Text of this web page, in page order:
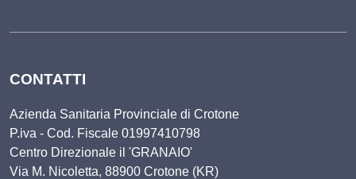
CONTATTI
Azienda Sanitaria Provinciale di Crotone
P.iva - Cod. Fiscale 01997410798
Centro Direzionale il 'GRANAIO'
Via M. Nicoletta, 88900 Crotone (KR)